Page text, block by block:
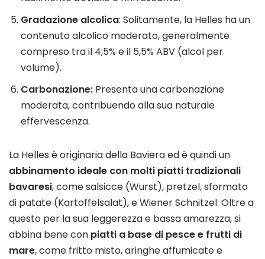
Gradazione alcolica: Solitamente, la Helles ha un
contenuto alcolico moderato, generalmente
compreso tra il 4,5% e il 5,5% ABV (alcol per
volume).
Carbonazione: Presenta una carbonazione
moderata, contribuendo alla sua naturale
effervescenza.
La Helles è originaria della Baviera ed è quindi un
abbinamento ideale con molti piatti tradizionali
bavaresi, come salsicce (Wurst), pretzel, sformato
di patate (Kartoffelsalat), e Wiener Schnitzel. Oltre a
questo per la sua leggerezza e bassa amarezza, si
abbina bene con piatti a base di pesce e frutti di
mare, come fritto misto, aringhe affumicate e